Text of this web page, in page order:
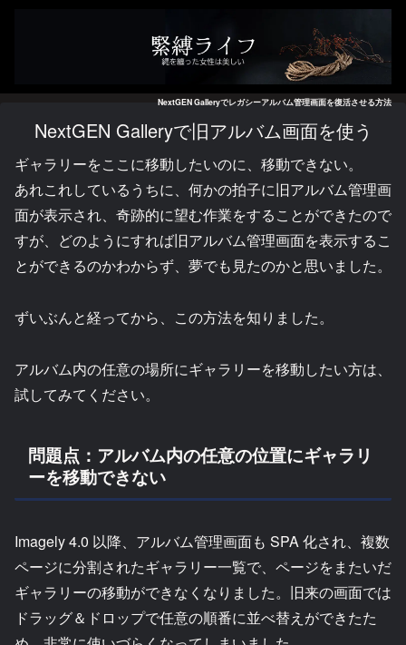
NextGEN Galleryでレガシーアルバム管理画面を復活させる方法
NextGEN Galleryで旧アルバム画面を使う
ギャラリーをここに移動したいのに、移動できない。
あれこれしているうちに、何かの拍子に旧アルバム管理画
面が表示され、奇跡的に望む作業をすることができたので
すが、どのようにすれば旧アルバム管理画面を表示するこ
とができるのかわからず、夢でも見たのかと思いました。
ずいぶんと経ってから、この方法を知りました。
アルバム内の任意の場所にギャラリーを移動したい方は、
試してみてください。
問題点：アルバム内の任意の位置にギャラリ
ーを移動できない
Imagely 4.0 以降、アルバム管理画面も SPA 化され、複数
ページに分割されたギャラリー一覧で、ページをまたいだ
ギャラリーの移動ができなくなりました。旧来の画面では
ドラッグ＆ドロップで任意の順番に並べ替えができたた